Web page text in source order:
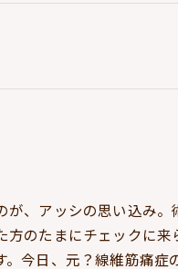
、アッシの思い込み
のたまにチェックに
今日、元？線維筋痛